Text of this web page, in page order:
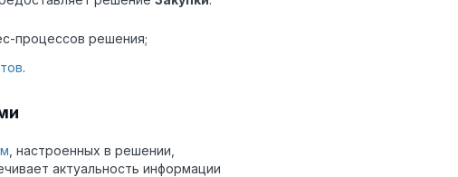
процессов решения;
.
, настроенных в решении,
актуальность информации